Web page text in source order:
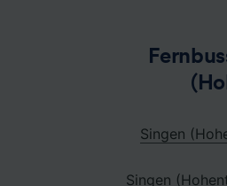
Singen
Singen